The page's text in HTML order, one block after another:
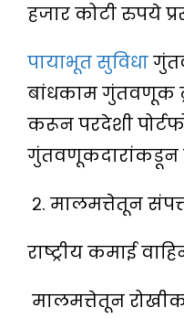
हजार कोटी रुपये
पायाभूत सुविधा
बांधकाम गुंतवणूक
करून परदेशी
गुंतवणूकदारांकडून
२. मालमत्तेतून
राष्ट्रीय कमाई
मालमत्तेतून